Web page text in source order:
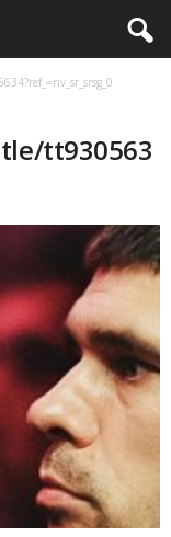
tt930563